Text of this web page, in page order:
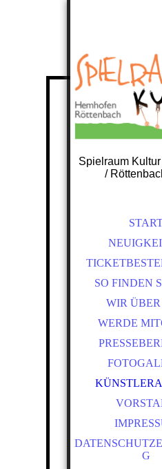
Spielraum
/
SO FINDEN
WIR
WERDE
G